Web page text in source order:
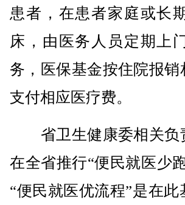
患者，在患者家庭或长
床，由医务人员定期上
务，医保基金按住院报
支付相应医疗费。
省卫生健康委相关负
在全省推行“便民就医少
“便民就医优流程”是在